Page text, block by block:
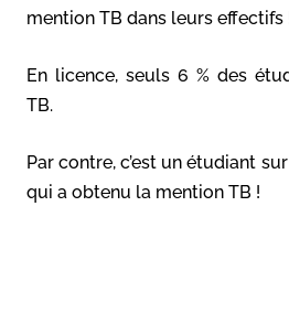
mention TB dans leurs effectifs
En licence, seuls 6 % des
TB.
Par contre, c’est un étudiant
qui a obtenu la mention TB !